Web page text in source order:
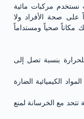
نستخدم مركبات مائية
على صحة الأفراد ولا
مكاناً صحياً ومستداماً
بنسبة تصل إلى
الكيميائية الضارة
تتحد مع الخرسانة لمنع